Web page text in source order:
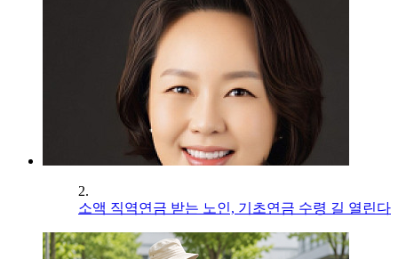
2.
소액 직역연금 받는 노인, 기초연금 수령 길 열린다